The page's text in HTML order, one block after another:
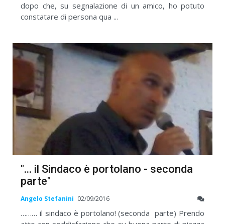
dopo che, su segnalazione di un amico, ho potuto
constatare di persona qua ...
"... il Sindaco è portolano - seconda
parte"
Angelo Stefanini 02/09/2016
……… il sindaco è portolano! (seconda parte) Prendo